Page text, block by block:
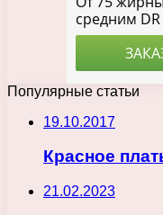
Популярные статьи
19.10.2017
Красное
21.02.2023